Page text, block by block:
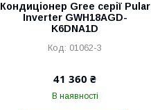
Кондиціонер Gree серії Pular
Inverter GWH18AGD-
K6DNA1D
01062-3
41 360 ₴
В наявності